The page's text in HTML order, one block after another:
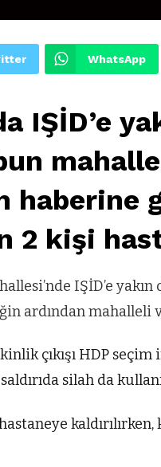
WhatsApp
IŞİD’e
2 kişi
IŞİD’e
ardından mahalleli
çıkışı HDP
silah da